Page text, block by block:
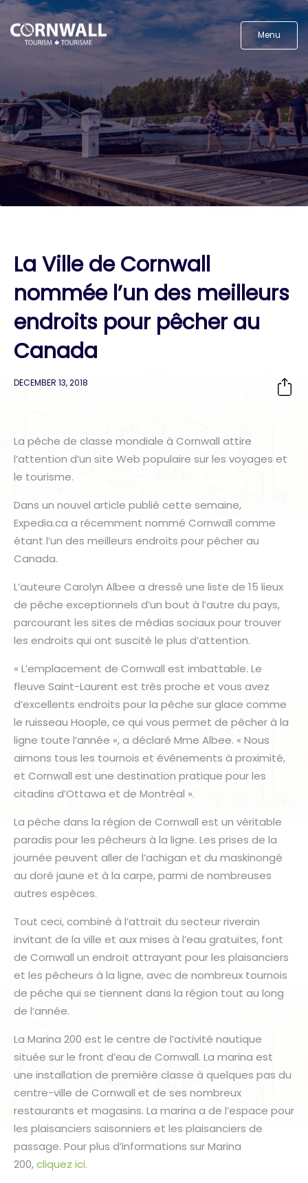
Menu
La Ville de Cornwall
nommée l’un des meilleurs
endroits pour pêcher au
Canada
DECEMBER 13, 2018
La pêche de classe mondiale à Cornwall attire
l’attention d’un site Web populaire sur les voyages et
le tourisme.
Dans un nouvel article publié cette semaine,
Expedia.ca a récemment nommé Cornwall comme
étant l’un des meilleurs endroits pour pêcher au
Canada.
L’auteure Carolyn Albee a dressé une liste de 15 lieux
de pêche exceptionnels d’un bout à l’autre du pays,
parcourant les sites de médias sociaux pour trouver
les endroits qui ont suscité le plus d’attention.
« L’emplacement de Cornwall est imbattable. Le
fleuve Saint-Laurent est très proche et vous avez
d’excellents endroits pour la pêche sur glace comme
le ruisseau Hoople, ce qui vous permet de pêcher à la
ligne toute l’année », a déclaré Mme Albee. « Nous
aimons tous les tournois et événements à proximité,
et Cornwall est une destination pratique pour les
citadins d’Ottawa et de Montréal ».
La pêche dans la région de Cornwall est un véritable
paradis pour les pêcheurs à la ligne. Les prises de la
journée peuvent aller de l’achigan et du maskinongé
au doré jaune et à la carpe, parmi de nombreuses
autres espèces.
Tout ceci, combiné à l’attrait du secteur riverain
invitant de la ville et aux mises à l’eau gratuites, font
de Cornwall un endroit attrayant pour les plaisanciers
et les pêcheurs à la ligne, avec de nombreux tournois
de pêche qui se tiennent dans la région tout au long
de l’année.
La Marina 200 est le centre de l’activité nautique
située sur le front d’eau de Cornwall. La marina est
une installation de première classe à quelques pas du
centre-ville de Cornwall et de ses nombreux
restaurants et magasins. La marina a de l’espace pour
les plaisanciers saisonniers et les plaisanciers de
passage. Pour plus d’informations sur Marina
200,cliquez ici.